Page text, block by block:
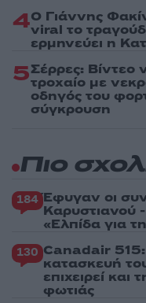
4Ο Γιάννης
viral το
ερμηνεύει η
5Σέρρες: Βίντεο
τροχαίο με
οδηγός του
σύγκρουση
Πιο
184 Έφυγαν οι
Καρυστιανού
«Ελπίδα για
130 Canadair 515:
κατασκευή
επιχειρεί
φωτιάς